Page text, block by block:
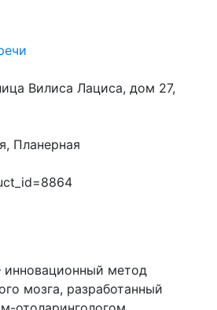
Вилиса Лациса, дом 27,
Планерная
метод
мозга, разработанный